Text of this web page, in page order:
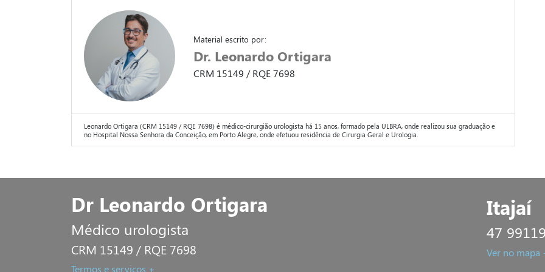
Material escrito por:
Dr. Leonardo Ortigara
CRM 15149 / RQE 7698
Leonardo Ortigara (CRM 15149 / RQE 7698) é médico-cirurgião urologista há 15 anos, formado pela ULBRA, onde realizou sua graduação e
no Hospital Nossa Senhora da Conceição, em Porto Alegre, onde efetuou residência de Cirurgia Geral e Urologia.
Dr Leonardo Ortigara
Médico urologista
CRM 15149 / RQE 7698
Termos e serviços +
Itajaí
47
Ver no mapa